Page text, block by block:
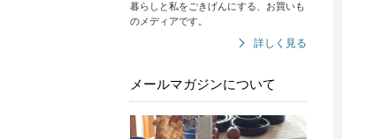
暮らしと私をごきげんにする、お買いも
のメディアです。
詳しく見る
メールマガジンについて